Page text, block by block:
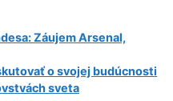
Záujem Arsenal,
o svojej budúcnosti
sveta